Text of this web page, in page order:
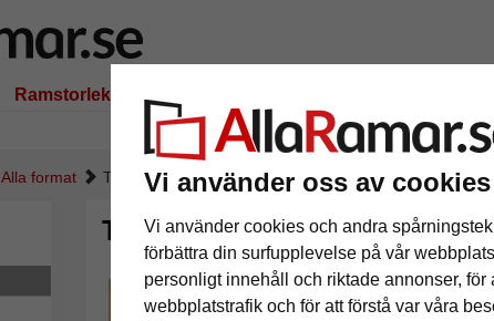
Vi använder oss av cookies
Vi använder cookies och andra
förbättra din surfupplevelse på vår
personligt innehåll och riktade annonser, för
webbplatstrafik och för att förstå var våra
Ramstorlek
195 kr i leveranskostnad.Oavsett hur
Alla format Träram Murcia
Träram Murcia